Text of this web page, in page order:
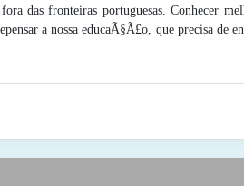
das fronteiras portuguesas. Conhecer
a nossa educaÃ§Ã£o, que precisa de